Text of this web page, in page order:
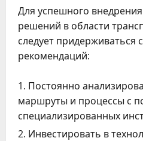
Для успешного
решений в области
следует придерживаться
рекомендаций:
Постоянно
маршруты и процессы с
специализированных
Инвестировать в